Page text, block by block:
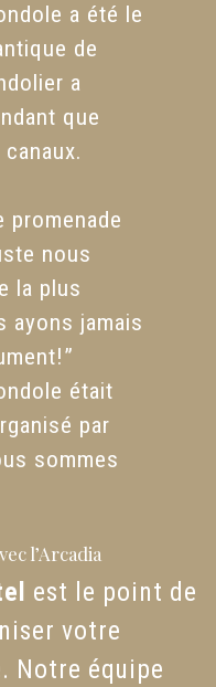
a été le
de
a
que
promenade
nous
la plus
ayons jamais
était
par
sommes
l’Arcadia
est le point de
votre
Notre équipe